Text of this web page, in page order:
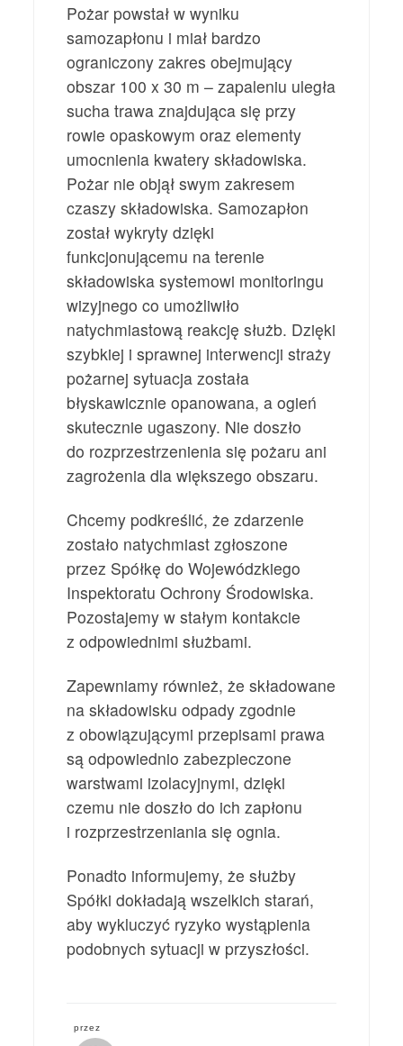
Pożar powstał w wyniku
samozapłonu i miał bardzo
ograniczony zakres obejmujący
obszar 100 x 30 m – zapaleniu uległa
sucha trawa znajdująca się przy
rowie opaskowym oraz elementy
umocnienia kwatery składowiska.
Pożar nie objął swym zakresem
czaszy składowiska. Samozapłon
został wykryty dzięki
funkcjonującemu na terenie
składowiska systemowi monitoringu
wizyjnego co umożliwiło
natychmiastową reakcję służb. Dzięki
szybkiej i sprawnej interwencji straży
pożarnej sytuacja została
błyskawicznie opanowana, a ogień
skutecznie ugaszony. Nie doszło
do rozprzestrzenienia się pożaru ani
zagrożenia dla większego obszaru.
Chcemy podkreślić, że zdarzenie
zostało natychmiast zgłoszone
przez Spółkę do Wojewódzkiego
Inspektoratu Ochrony Środowiska.
Pozostajemy w stałym kontakcie
z odpowiednimi służbami.
Zapewniamy również, że składowane
na składowisku odpady zgodnie
z obowiązującymi przepisami prawa
są odpowiednio zabezpieczone
warstwami izolacyjnymi, dzięki
czemu nie doszło do ich zapłonu
i rozprzestrzeniania się ognia.
Ponadto informujemy, że służby
Spółki dokładają wszelkich starań,
aby wykluczyć ryzyko wystąpienia
podobnych sytuacji w przyszłości.
przez